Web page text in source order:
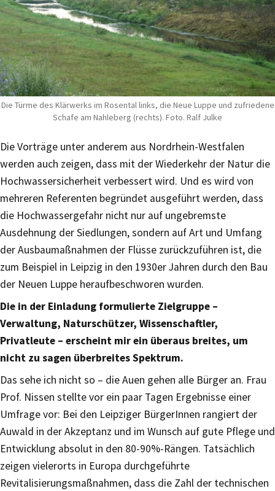
Die Türme des Klärwerks im Rosental links, die Neue Luppe und zufriedene
Schafe am Nahleberg (rechts). Foto. Ralf Julke
​Die Vorträge unter anderem aus Nordrhein-Westfalen
werden auch zeigen, dass mit der Wiederkehr der Natur die
Hochwassersicherheit verbessert wird. Und es wird von
mehreren Referenten begründet ausgeführt werden, dass
die Hochwassergefahr nicht nur auf ungebremste
Ausdehnung der Siedlungen, sondern auf Art und Umfang
der Ausbaumaßnahmen der Flüsse zurückzuführen ist, die
zum Beispiel in Leipzig in den 1930er Jahren durch den Bau
der Neuen Luppe heraufbeschworen wurden.
Die in der Einladung formulierte Zielgruppe –
Verwaltung, Naturschützer, Wissenschaftler,
Privatleute – erscheint mir ein überaus breites, um
nicht zu sagen überbreites Spektrum.
​Das sehe ich nicht so – die Auen gehen alle Bürger an. Frau
Prof. Nissen stellte vor ein paar Tagen Ergebnisse einer
Umfrage vor: Bei den Leipziger BürgerInnen rangiert der
Auwald in der Akzeptanz und im Wunsch auf gute Pflege und
Entwicklung absolut in den 80-90%-Rängen. ​Tatsächlich
zeigen vielerorts in Europa durchgeführte
Revitalisierungsmaßnahmen, dass die Zahl der technischen